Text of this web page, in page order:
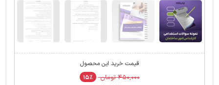
قیمت خرید این محصول
۴۵۰,۰۰۰ تومان ۱۵٪